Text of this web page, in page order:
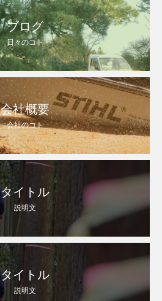
ブログ
日々のコト
会社概要
会社のコト
タイトル
説明文
タイトル
説明文